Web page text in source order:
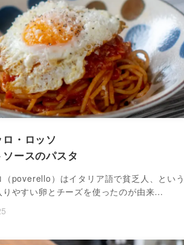
・ロッソ
ースのパスタ
（poverello）はイタリア語で貧乏人、とい
りやすい卵とチーズを使ったのが由来…